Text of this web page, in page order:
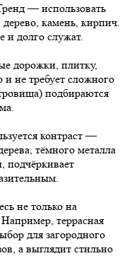
— использовать
камень, кирпич.
и долго служат.
дорожки, плитку,
и не требует сложного
подбираются
контраст —
тёмного металла
подчёркивает
не только на
террасная
для загородного
а выглядит стильно